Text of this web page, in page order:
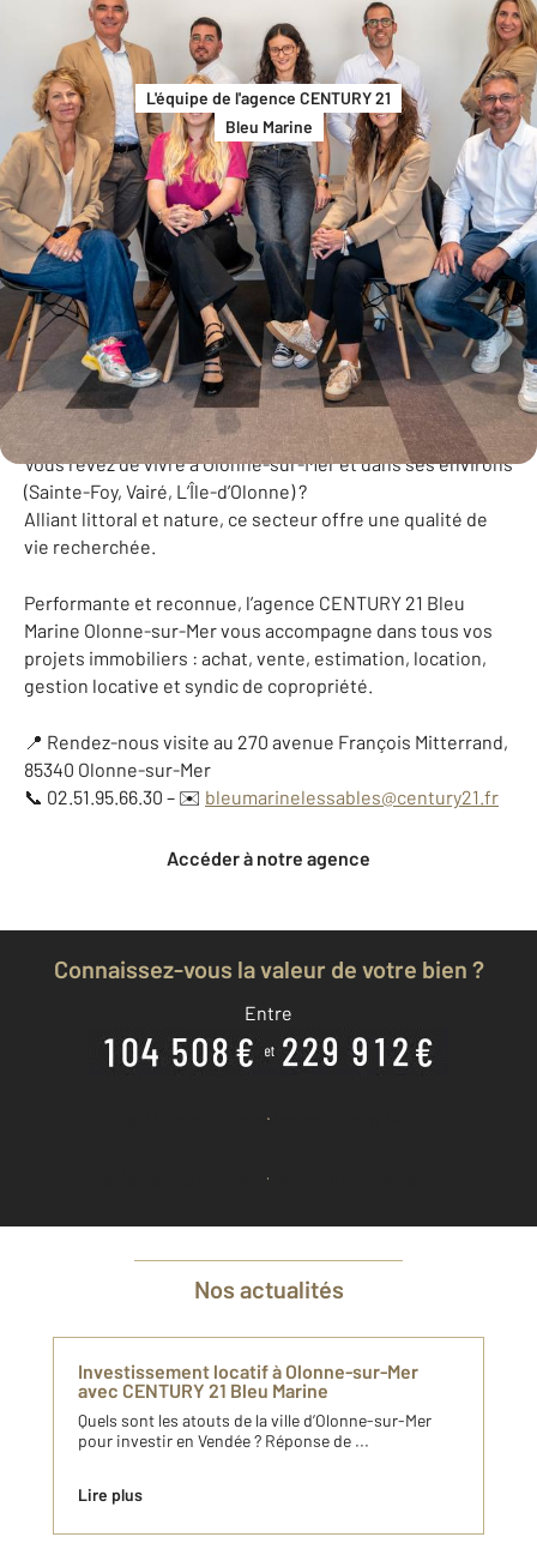
L'équipe de l'agence CENTURY 21
Bleu Marine
Bienvenue dans votre agence CENTURY 21
Bleu Marine
Vous rêvez de vivre à Olonne-sur-Mer et dans ses environs
(Sainte-Foy, Vairé, L’Île-d’Olonne) ?
Alliant littoral et nature, ce secteur offre une qualité de
vie recherchée.
Performante et reconnue, l’agence CENTURY 21 Bleu
Marine Olonne-sur-Mer vous accompagne dans tous vos
projets immobiliers : achat, vente, estimation, location,
gestion locative et syndic de copropriété.
📍 Rendez-nous visite au 270 avenue François Mitterrand,
85340 Olonne-sur-Mer
📞 02.51.95.66.30 – ✉️ bleumarinelessables@century21.fr
Accéder à notre agence
Connaissez-vous la valeur de votre bien ?
Entre
Je découvre combien vaut mon bien
Je demande une estimation à mon agence
Nos actualités
Investissement locatif à Olonne-sur-Mer
avec CENTURY 21 Bleu Marine
Quels sont les atouts de la ville d’Olonne-sur-Mer
pour investir en Vendée ? Réponse de ...
Lire plus